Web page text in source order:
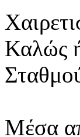
Καλώς
Μέσα